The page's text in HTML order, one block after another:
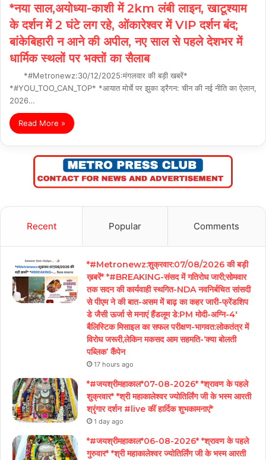
*नया साल,अयोध्या-काशी में 2km लंबी लाइन, खाटूश्याम
के दर्शन में 2 घंटे लग रहे, ओंकारेश्वर में VIP दर्शन बंद;
बांकेबिहारी न आने की अपील, नए साल से पहले देशभर में
धार्मिक स्थलों पर भक्तों का सैलाब
*#Metronewz:30/12/2025:मंगलवार की बड़ी खबरें*
*#YOU_TOO_CAN_TOP* *आयात मोर्चे पर झुका ड्रैगन: चीन की नई नीति का ऐलान,
2026…
Read More »
Recent Popular Comments
*#Metronewz:शुक्रवार:07/08/2026 की बड़ी
ख़बरें* *#BREAKING-संसद में गतिरोध जारी;सोमवार
तक सदन की कार्यवाही स्थगित-NDA नवनिर्बचित सांसदी
से पीएम ने की बात-असम में बाढ़ का कहर जारी-फ्रेंडशिप
डे जैसी ऊर्जा से मनाएं हैंडलूम डे:PM मोदी-अग्नि-4′
बैलिस्टिक मिसाइल का सफल परीक्षण-भागवत:लोकतंत्र में
विरोध जरूरी,लेकिन मकसद आम सहमति-‘क्या बोलती
पब्लिक’ कैंपेन
17 hours ago
*#जयश्रीमहाकाल*07-08-2026* *श्रावण के पहले
शुक्रवार* *श्री महाकालेश्वर ज्योतिर्लिंग जी के भस्म आरती
श्रृंगार दर्शन #live कीं हार्दिक शुभकामनाएं*
1 day ago
*#जयश्रीमहाकाल*06-08-2026* *श्रावण के पहले
गुरुवार* *श्री महाकालेश्वर ज्योतिर्लिंग जी के भस्म आरती